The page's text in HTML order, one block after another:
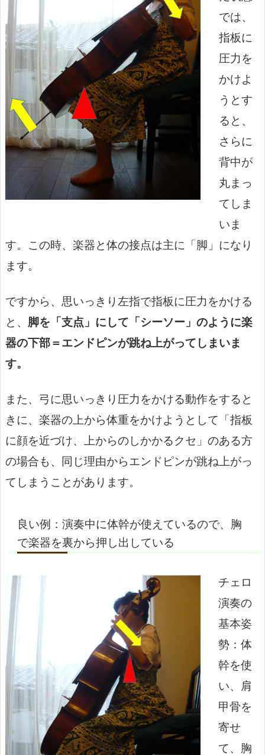
では、
指板に
圧力を
かけよ
うとす
ると、
さらに
背中が
丸まっ
てしま
いま
す。この時、楽器と体の接点は主に「脚」になり
ます。
ですから、思いっきり左指で指板に圧力をかける
と、 脚を「支点」にして「シーソー」のように楽
器の下部＝エンドピンが跳ね上がってしまいま
す。
また、弓に思いっきり圧力をかける動作をすると
きに、楽器の上から体重をかけようとして「指板
に顔を近づけ、上からのしかかるクセ」のある方
の場合も、同じ理由からエンドピンが跳ね上がっ
てしまうことがあります。
良い例：演奏中に体幹が使えているので、胸
で楽器を裏から押し出している
チェロ
演奏の
基本姿
勢：体
幹を使
い、肩
甲骨を
寄せ
て、胸